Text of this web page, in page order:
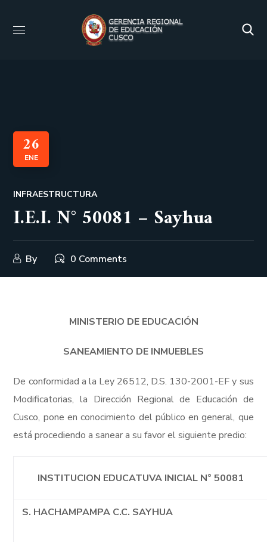
26
ENE
INFRAESTRUCTURA
I.E.I. N° 50081 – Sayhua
By 0 Comments
MINISTERIO DE EDUCACIÓN
SANEAMIENTO DE INMUEBLES
De conformidad a la Ley 26512, D.S. 130-2001-EF y sus
Modificatorias, la Dirección Regional de Educación de
Cusco, pone en conocimiento del público en general, que
está procediendo a sanear a su favor el siguiente predio:
INSTITUCION EDUCATUVA INICIAL N° 50081
S. HACHAMPAMPA C.C. SAYHUA